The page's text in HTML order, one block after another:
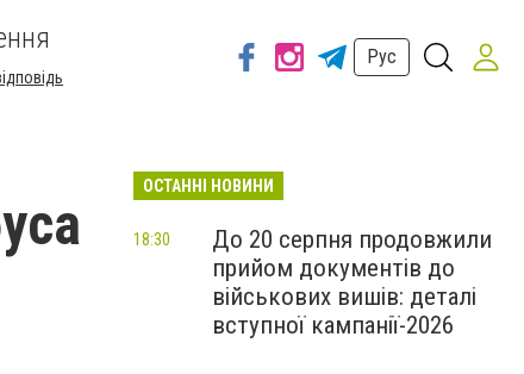
Рус
ОСТАННІ НОВИНИ
До 20 серпня продовжили
прийом документів до
військових вишів: деталі
вступної кампанії-2026
18:30